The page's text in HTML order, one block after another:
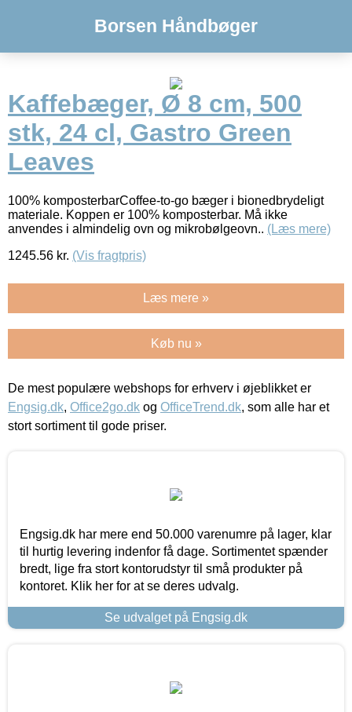
Borsen Håndbøger
Kaffebæger, Ø 8 cm, 500
stk, 24 cl, Gastro Green
Leaves
100% komposterbarCoffee-to-go bæger i bionedbrydeligt
materiale. Koppen er 100% komposterbar. Må ikke
anvendes i almindelig ovn og mikrobølgeovn.. (Læs mere)
1245.56 kr. (Vis fragtpris)
Læs mere »
Køb nu »
De mest populære webshops for erhverv i øjeblikket er
Engsig.dk, Office2go.dk og OfficeTrend.dk, som alle har et
stort sortiment til gode priser.
Engsig.dk har mere end 50.000 varenumre på lager, klar
til hurtig levering indenfor få dage. Sortimentet spænder
bredt, lige fra stort kontorudstyr til små produkter på
kontoret. Klik her for at se deres udvalg.
Se udvalget på Engsig.dk